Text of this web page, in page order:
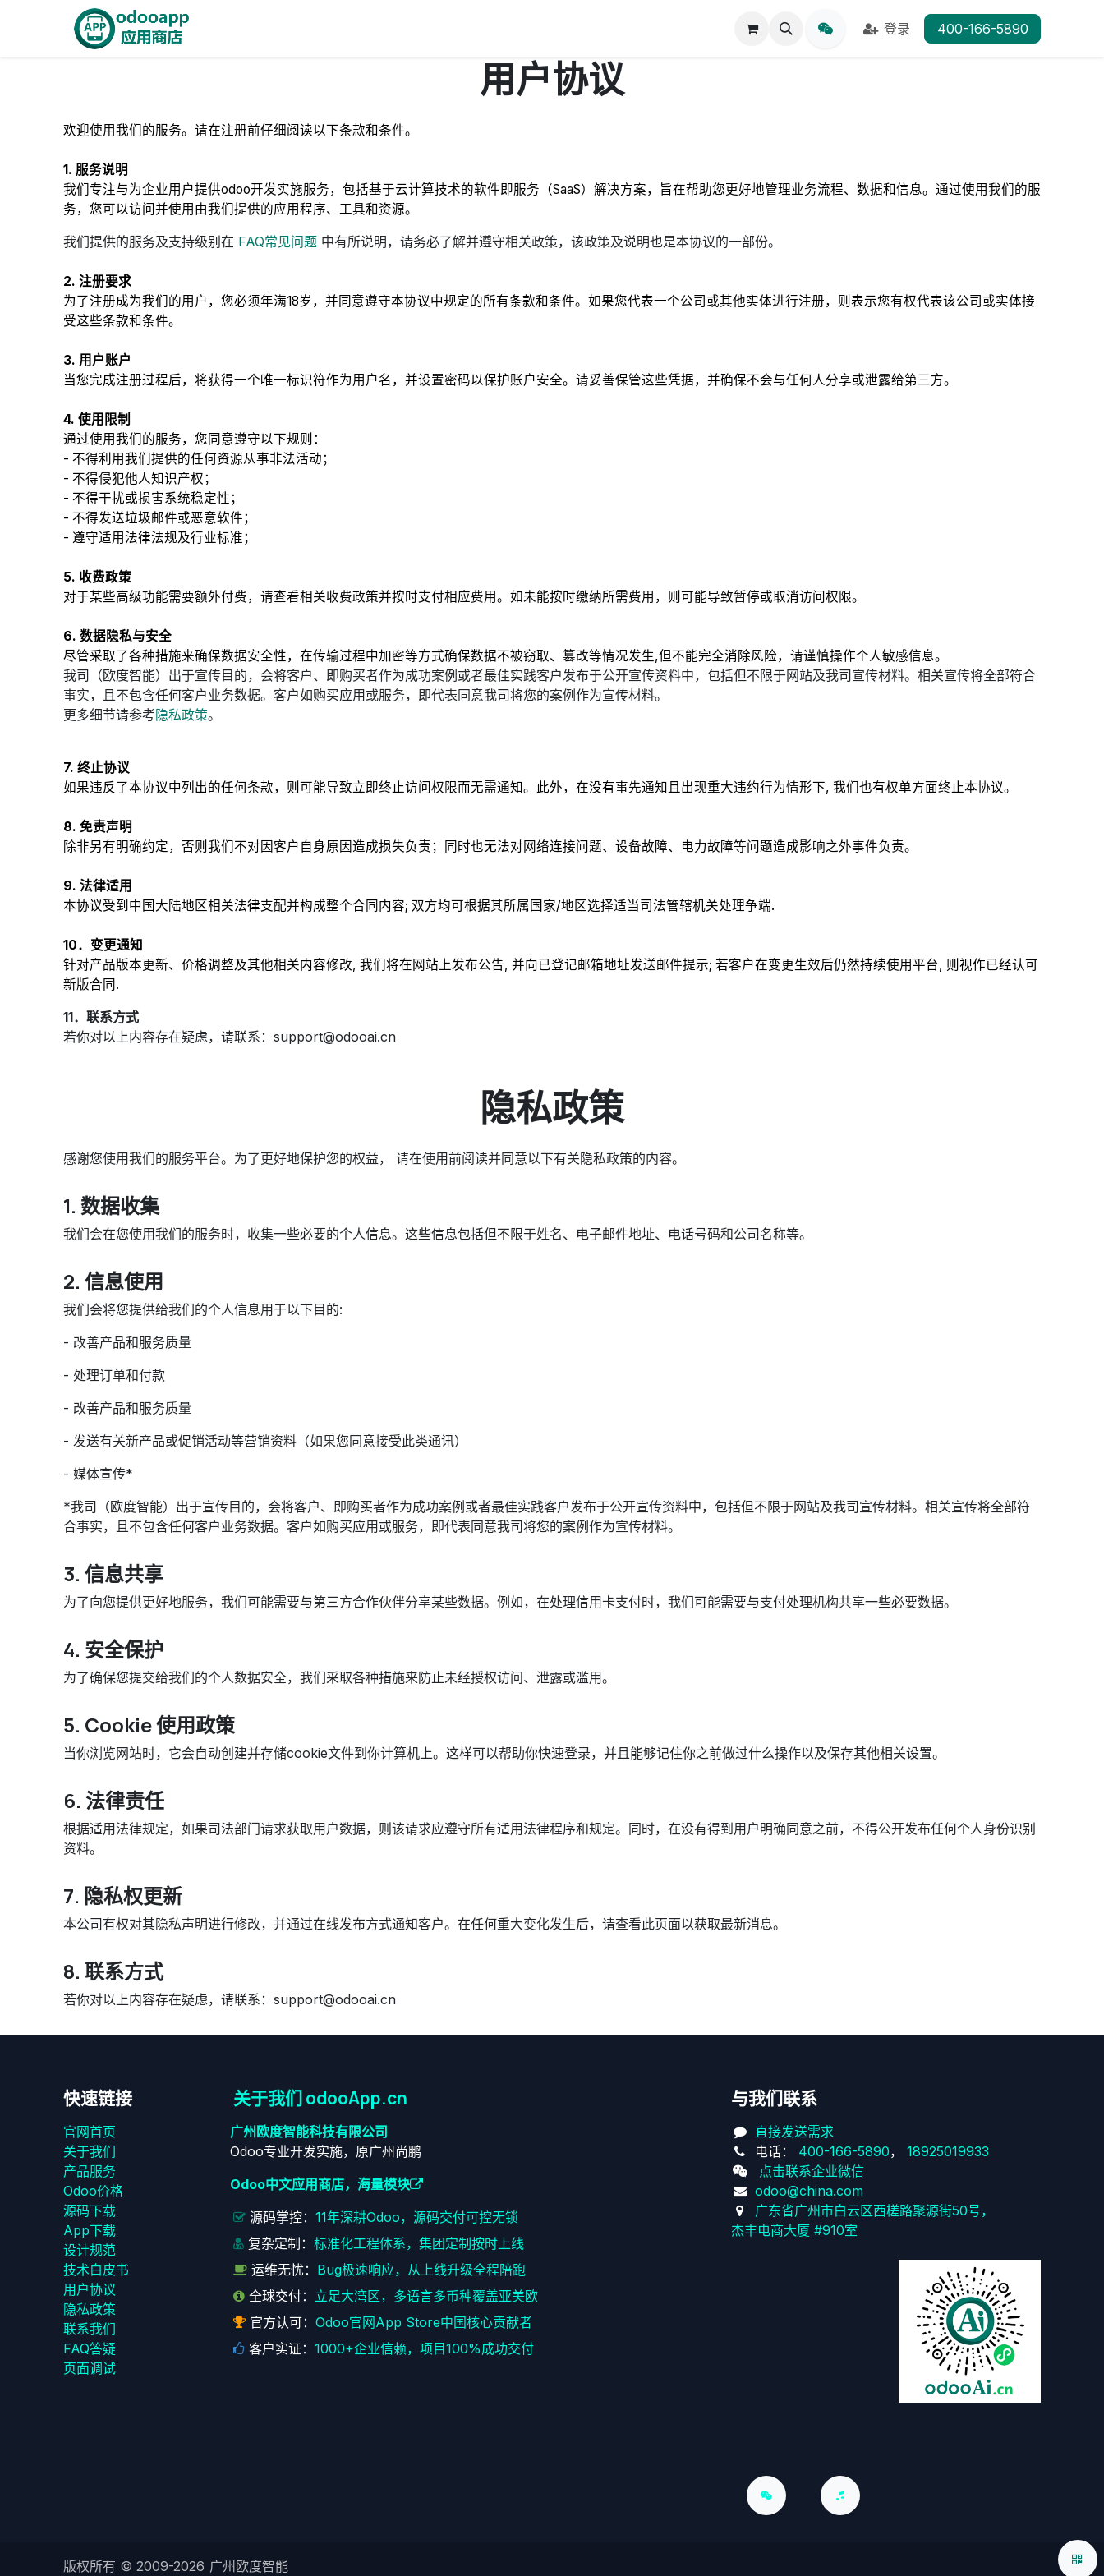
登录 400-166-5890
用户协议
欢迎使用我们的服务。请在注册前仔细阅读以下条款和条件。
1. 服务说明
我们专注与为企业用户提供odoo开发实施服务，包括基于云计算技术的软件即服务（SaaS）解决方案，旨在帮助您更好地管理业务流程、数据和信息。通过使用我们的服
务，您可以访问并使用由我们提供的应用程序、工具和资源。
我们提供的服务及支持级别在 FAQ常见问题 中有所说明，请务必了解并遵守相关政策，该政策及说明也是本协议的一部份。
2. 注册要求
为了注册成为我们的用户，您必须年满18岁，并同意遵守本协议中规定的所有条款和条件。如果您代表一个公司或其他实体进行注册，则表示您有权代表该公司或实体接
受这些条款和条件。
3. 用户账户
当您完成注册过程后，将获得一个唯一标识符作为用户名，并设置密码以保护账户安全。请妥善保管这些凭据，并确保不会与任何人分享或泄露给第三方。
4. 使用限制
通过使用我们的服务，您同意遵守以下规则：
- 不得利用我们提供的任何资源从事非法活动；
- 不得侵犯他人知识产权；
- 不得干扰或损害系统稳定性；
- 不得发送垃圾邮件或恶意软件；
- 遵守适用法律法规及行业标准；
5. 收费政策
对于某些高级功能需要额外付费，请查看相关收费政策并按时支付相应费用。如未能按时缴纳所需费用，则可能导致暂停或取消访问权限。
6. 数据隐私与安全
尽管采取了各种措施来确保数据安全性，在传输过程中加密等方式确保数据不被窃取、篡改等情况发生,但不能完全消除风险，请谨慎操作个人敏感信息。
我司（欧度智能）出于宣传目的，会将客户、即购买者作为成功案例或者最佳实践客户发布于公开宣传资料中，包括但不限于网站及我司宣传材料。相关宣传将全部符合
事实，且不包含任何客户业务数据。客户如购买应用或服务，即代表同意我司将您的案例作为宣传材料。
更多细节请参考隐私政策。
7. 终止协议
如果违反了本协议中列出的任何条款，则可能导致立即终止访问权限而无需通知。此外，在没有事先通知且出现重大违约行为情形下, 我们也有权单方面终止本协议。
8. 免责声明
除非另有明确约定，否则我们不对因客户自身原因造成损失负责；同时也无法对网络连接问题、设备故障、电力故障等问题造成影响之外事件负责。
9. 法律适用
本协议受到中国大陆地区相关法律支配并构成整个合同内容; 双方均可根据其所属国家/地区选择适当司法管辖机关处理争端.
10．变更通知
针对产品版本更新、价格调整及其他相关内容修改, 我们将在网站上发布公告, 并向已登记邮箱地址发送邮件提示; 若客户在变更生效后仍然持续使用平台, 则视作已经认可
新版合同.
11．联系方式
若你对以上内容存在疑虑，请联系：support@odooai.cn
隐私政策
感谢您使用我们的服务平台。为了更好地保护您的权益， 请在使用前阅读并同意以下有关隐私政策的内容。
1. 数据收集
我们会在您使用我们的服务时，收集一些必要的个人信息。这些信息包括但不限于姓名、电子邮件地址、电话号码和公司名称等。
2. 信息使用
我们会将您提供给我们的个人信息用于以下目的:
- 改善产品和服务质量
- 处理订单和付款
- 改善产品和服务质量
- 发送有关新产品或促销活动等营销资料（如果您同意接受此类通讯）
- 媒体宣传*
*我司（欧度智能）出于宣传目的，会将客户、即购买者作为成功案例或者最佳实践客户发布于公开宣传资料中，包括但不限于网站及我司宣传材料。相关宣传将全部符
合事实，且不包含任何客户业务数据。客户如购买应用或服务，即代表同意我司将您的案例作为宣传材料。
3. 信息共享
为了向您提供更好地服务，我们可能需要与第三方合作伙伴分享某些数据。例如，在处理信用卡支付时，我们可能需要与支付处理机构共享一些必要数据。
4. 安全保护
为了确保您提交给我们的个人数据安全，我们采取各种措施来防止未经授权访问、泄露或滥用。
5. Cookie 使用政策
当你浏览网站时，它会自动创建并存储cookie文件到你计算机上。这样可以帮助你快速登录，并且能够记住你之前做过什么操作以及保存其他相关设置。
6. 法律责任
根据适用法律规定，如果司法部门请求获取用户数据，则该请求应遵守所有适用法律程序和规定。同时，在没有得到用户明确同意之前，不得公开发布任何个人身份识别
资料。
7. 隐私权更新
本公司有权对其隐私声明进行修改，并通过在线发布方式通知客户。在任何重大变化发生后，请查看此页面以获取最新消息。
8. 联系方式
若你对以上内容存在疑虑，请联系：support@odooai.cn
快速链接
官网首页
关于我们
产品服务
Odoo价格
源码下载
App下载
设计规范
技术白皮书
用户协议
‎隐私政策‎
联系我们
FAQ答疑
页面调试
关于我们 odooApp.cn
广州欧度智能科技有限公司
Odoo专业开发实施，原广州尚鹏
Odoo中文应用商店，海量模块
源码掌控：11年深耕Odoo，源码交付可控无锁
复杂定制：标准化工程体系，集团定制按时上线
运维无忧： Bug极速响应，从上线升级全程陪跑
全球交付： 立足大湾区，多语言多币种覆盖亚美欧
官方认可：Odoo官网App Store中国核心贡献者
客户实证：1000+企业信赖，项目100%成功交付
与我们联系
直接发送需求
电话： 400-166-5890， 18925019933
点击联系企业微信
odoo@china.com
广东省广州市白云区西槎路聚源街50号，
杰丰电商大厦 #910室
版权所有 © 2009-2026 广州欧度智能